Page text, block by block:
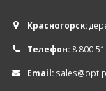
Красногорск:
Телефон: 8 800
Email: